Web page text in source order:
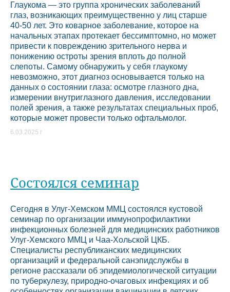
Глаукома — это группа хронических заболеваний
глаз, возникающих преимущественно у лиц старше
40-50 лет. Это коварное заболевание, которое на
начальных этапах протекает бессимптомно, но может
привести к повреждению зрительного нерва и
понижению остроты зрения вплоть до полной
слепоты. Самому обнаружить у себя глаукому
невозможно, этот диагноз основывается только на
данных о состоянии глаза: осмотре глазного дна,
измерении внутриглазного давления, исследовании
полей зрения, а также результатах специальных проб,
которые может провести только офтальмолог.
6.03.2025 г.
Состоялся семинар
Сегодня в Улуг-Хемском ММЦ состоялся кустовой
семинар по организации иммунопрофилактики
инфекционных болезней для медицинских работников
Улуг-Хемского ММЦ и Чаа-Хольской ЦКБ.
Специалисты республиканских медицинских
организаций и федеральной санэпидслужбы в
регионе рассказали об эпидемиологической ситуации
по туберкулезу, природно-очаговых инфекциях и об